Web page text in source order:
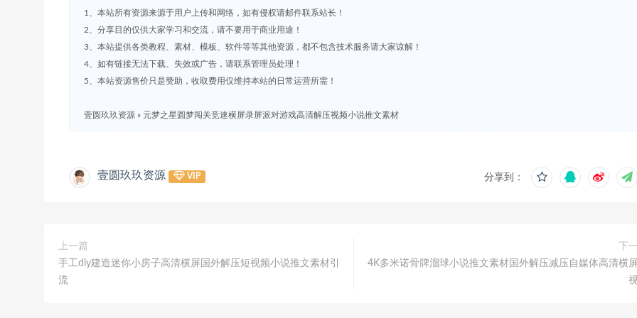
1、本站所有资源来源于用户上传和网络，如有侵权请邮件联系站长！
2、分享目的仅供大家学习和交流，请不要用于商业用途！
3、本站提供各类教程、素材、模板、软件等等其他资源，都不包含技术服务请大家谅解！
4、如有链接无法下载、失效或广告，请联系管理员处理！
5、本站资源售价只是赞助，收取费用仅维持本站的日常运营所需！
壹圆玖玖资源 » 元梦之星圆梦闯关竞速横屏录屏派对游戏高清解压视频小说推文素材
壹圆玖玖资源 VIP 分享到：
上一篇
手工diy建造迷你小房子高清横屏国外解压短视频小说推文素材引
流
下
4K多米诺骨牌溜球小说推文素材国外解压减压自媒体高清横